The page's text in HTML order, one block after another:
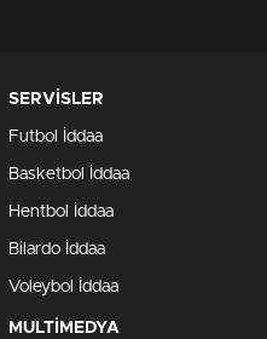
SERVİSLER
Futbol İddaa
Basketbol İddaa
Hentbol İddaa
Bilardo İddaa
Voleybol İddaa
MULTİMEDYA